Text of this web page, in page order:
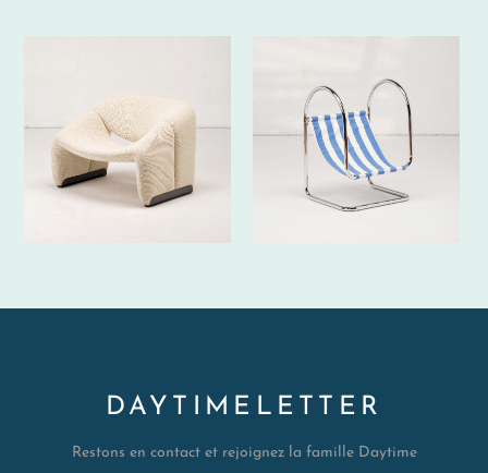
DAYTIMELETTER
Restons en contact et rejoignez la famille Daytime